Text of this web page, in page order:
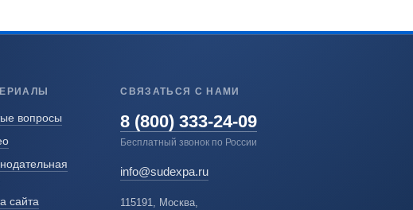
вопросы
сайта
СВЯЗАТЬСЯ С НАМИ
8 (800) 333-24-09
Бесплатный звонок по России
info@sudexpa.ru
115191, Москва,